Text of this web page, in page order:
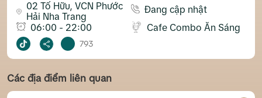
02 Tố Hữu, VCN Phước
Hải Nha Trang
Đang cập nhật
06:00 - 22:00
Cafe Combo Ăn Sáng
793
Các địa điểm liên quan